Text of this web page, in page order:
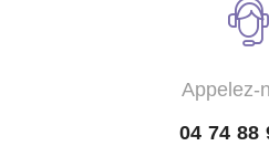
Appelez-
04 74 88